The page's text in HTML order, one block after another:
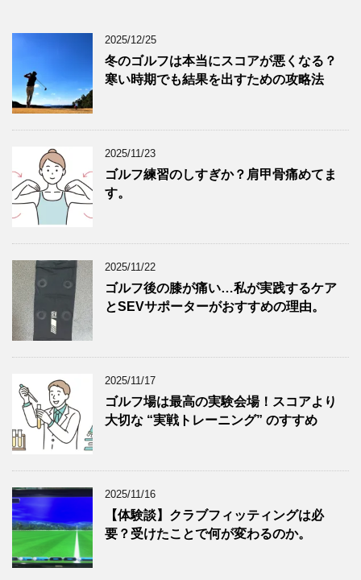
2025/12/25
冬のゴルフは本当にスコアが悪くなる？
寒い時期でも結果を出すための攻略法
2025/11/23
ゴルフ練習のしすぎか？肩甲骨痛めてま
す。
2025/11/22
ゴルフ後の膝が痛い…私が実践するケア
とSEVサポーターがおすすめの理由。
2025/11/17
ゴルフ場は最高の実験会場！スコアより
大切な “実戦トレーニング” のすすめ
2025/11/16
【体験談】クラブフィッティングは必
要？受けたことで何が変わるのか。